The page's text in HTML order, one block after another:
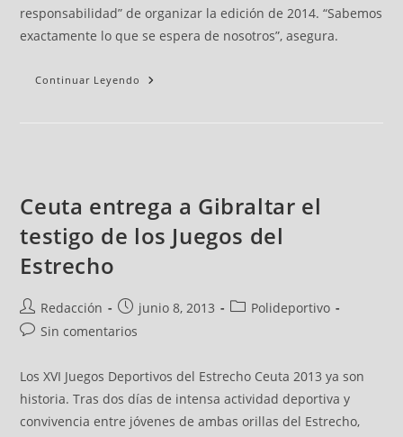
responsabilidad” de organizar la edición de 2014. “Sabemos
exactamente lo que se espera de nosotros”, asegura.
Continuar Leyendo
Ceuta entrega a Gibraltar el
testigo de los Juegos del
Estrecho
Redacción junio 8, 2013
Polideportivo
Sin comentarios
Los XVI Juegos Deportivos del Estrecho Ceuta 2013 ya son
historia. Tras dos días de intensa actividad deportiva y
convivencia entre jóvenes de ambas orillas del Estrecho,